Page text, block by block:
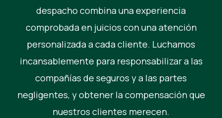
despacho combina una experiencia
comprobada en juicios con una atención
personalizada a cada cliente. Luchamos
incansablemente para responsabilizar a las
compañías de seguros y a las partes
negligentes, y obtener la compensación que
nuestros clientes merecen.